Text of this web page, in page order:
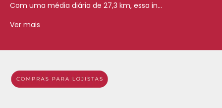
Com uma média diária de 27,3 km, essa in...
Ver mais